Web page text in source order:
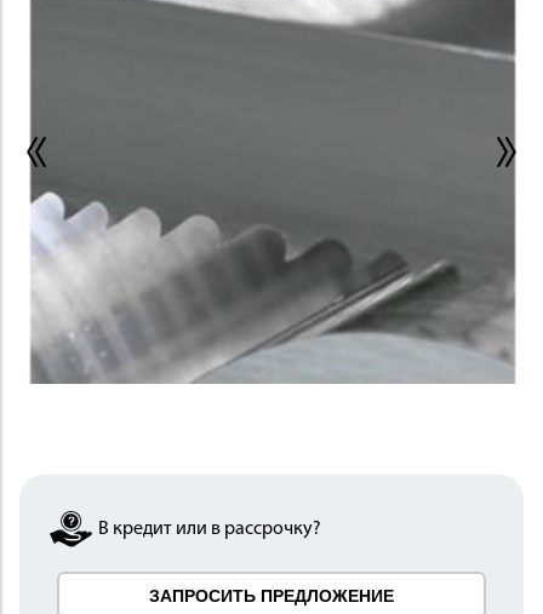
ИНСТРУМЕНТ
В кредит или в рассрочку?
ЗАПРОСИТЬ ПРЕДЛОЖЕНИЕ